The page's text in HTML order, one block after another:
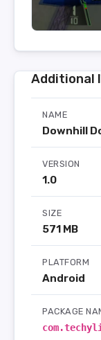
Additional
NAME
Downhill
VERSION
1.0
SIZE
571 MB
PLATFORM
Android
PACKAGE